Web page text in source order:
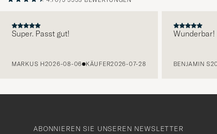
Super. Passt gut!
MARKUS H2026-08-06 KÄUFER2026-07-28
Wunderbar!
BENJAMIN S
ABONNIEREN SIE UNSEREN NEWSLETTER